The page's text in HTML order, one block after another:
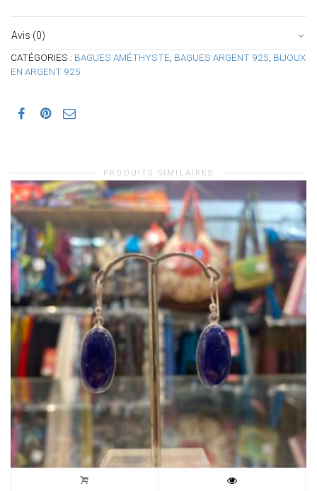
Avis (0)
CATÉGORIES : BAGUES AMÉTHYSTE BAGUES ARGENT 925 BIJOUX
EN ARGENT 925
PRODUITS SIMILAIRES